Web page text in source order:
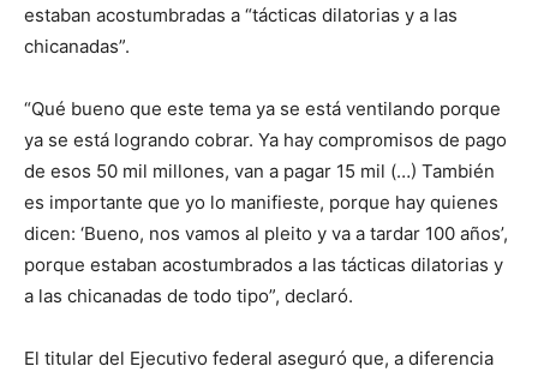
estaban acostumbradas a “tácticas dilatorias y a las
chicanadas”.
“Qué bueno que este tema ya se está ventilando porque
ya se está logrando cobrar. Ya hay compromisos de pago
de esos 50 mil millones, van a pagar 15 mil (…) También
es importante que yo lo manifieste, porque hay quienes
dicen: ‘Bueno, nos vamos al pleito y va a tardar 100 años’,
porque estaban acostumbrados a las tácticas dilatorias y
a las chicanadas de todo tipo”, declaró.
El titular del Ejecutivo federal aseguró que, a diferencia